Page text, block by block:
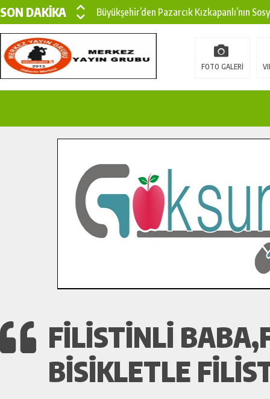
SON DAKİKA
Büyükşehir’den Pazarcık Kızkapanlı’nın
Büyükşehir’den Pazarcık Kırsalına Modern
Çin’den KSÜ’ye Uluslararası Başarı:
İlçe Jandarma Komutanı Karakaya’dan
Bertiz’in Yeni Köprüsünde Sona Doğru.
FOTO GALERİ
FILISTINLI
BISIKLETLE